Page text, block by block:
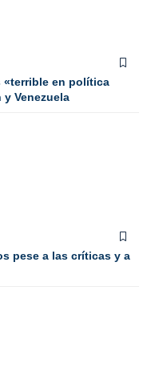
«terrible en política
Venezuela
pese a las críticas y a